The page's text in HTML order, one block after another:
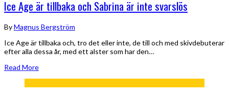
Ice Age är tillbaka och Sabrina är inte svarslös
ByMagnus Bergström
Ice Age är tillbaka och, tro det eller inte, de till och med skivdebuterar
efter alla dessa år, med ett alster som har den…
Read More